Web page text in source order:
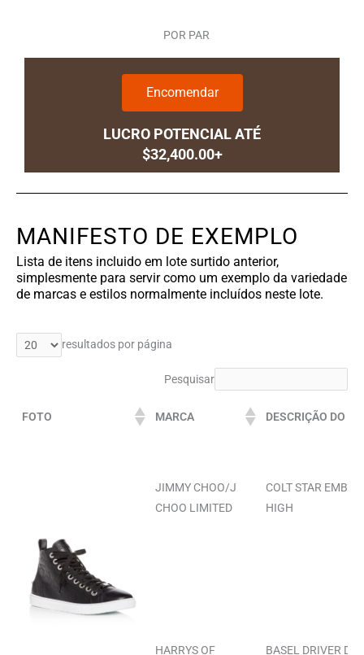
POR PAR
Encomendar
LUCRO POTENCIAL ATÉ
$32,400.00+
MANIFESTO DE EXEMPLO
Lista de itens incluido em lote surtido anterior,
simplesmente para servir como um exemplo da variedade
de marcas e estilos normalmente incluídos neste lote.
resultados por página
Pesquisar
FOTO MARCA DESCRIÇÃO DO
JIMMY CHOO/J
CHOO LIMITED
COLT STAR
HIGH
HARRYS OF BASEL DRIVER DK